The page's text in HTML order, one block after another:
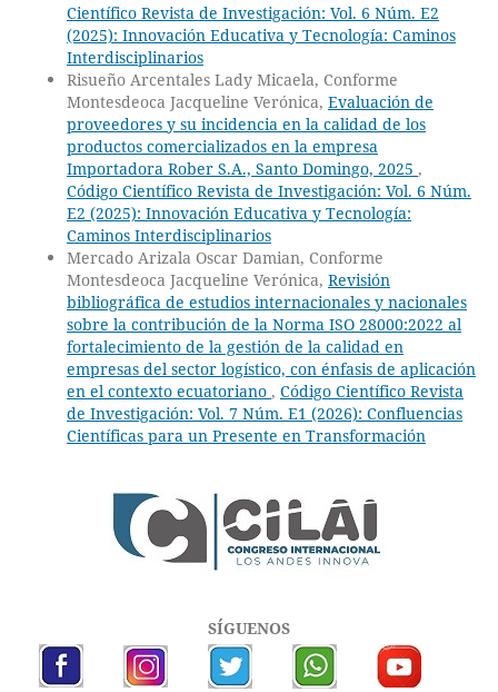
Científico Revista de Investigación: Vol. 6 Núm. E2
(2025): Innovación Educativa y Tecnología: Caminos
Interdisciplinarios
Risueño Arcentales Lady Micaela, Conforme
Montesdeoca Jacqueline Verónica, Evaluación de
proveedores y su incidencia en la calidad de los
productos comercializados en la empresa
Importadora Rober S.A., Santo Domingo, 2025 ,
Código Científico Revista de Investigación: Vol. 6 Núm.
E2 (2025): Innovación Educativa y Tecnología:
Caminos Interdisciplinarios
Mercado Arizala Oscar Damian, Conforme
Montesdeoca Jacqueline Verónica, Revisión
bibliográfica de estudios internacionales y nacionales
sobre la contribución de la Norma ISO 28000:2022 al
fortalecimiento de la gestión de la calidad en
empresas del sector logístico, con énfasis de aplicación
en el contexto ecuatoriano , Código Científico Revista
de Investigación: Vol. 7 Núm. E1 (2026): Confluencias
Científicas para un Presente en Transformación
SÍGUENOS